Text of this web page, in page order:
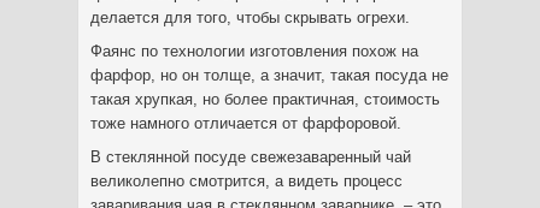
делается для того, чтобы скрывать огрехи.
Фаянс по технологии изготовления похож на
фарфор, но он толще, а значит, такая посуда не
такая хрупкая, но более практичная, стоимость
тоже намного отличается от фарфоровой.
В стеклянной посуде свежезаваренный чай
великолепно смотрится, а видеть процесс